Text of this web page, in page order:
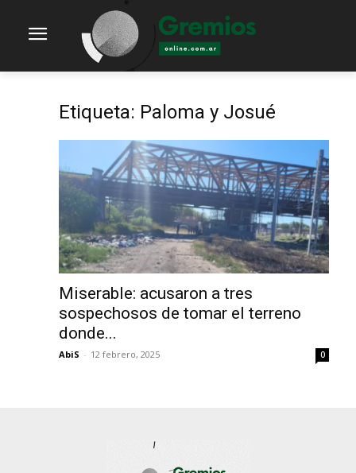
Etiqueta: Paloma y Josué
Miserable: acusaron a tres
sospechosos de tomar el terreno
donde...
AbiS - 12 febrero, 2025 0